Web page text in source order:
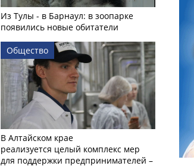
Из Тулы - в Барнаул: в зоопарке
появились новые обитатели
Общество
В Алтайском крае
реализуется целый комплекс мер
для поддержки предпринимателей –